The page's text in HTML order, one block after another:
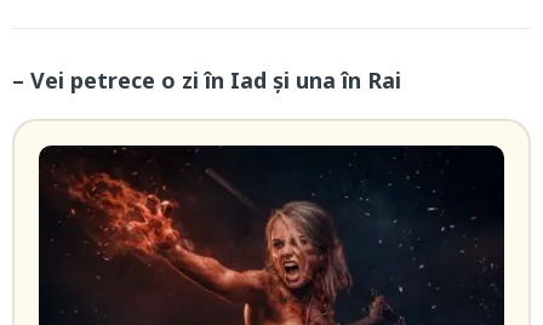
– Vei petrece o zi în Iad şi una în Rai